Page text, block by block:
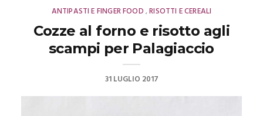
ANTIPASTI E FINGER FOOD ,RISOTTI E CEREALI
Cozze al forno e risotto agli
scampi per Palagiaccio
31 LUGLIO 2017